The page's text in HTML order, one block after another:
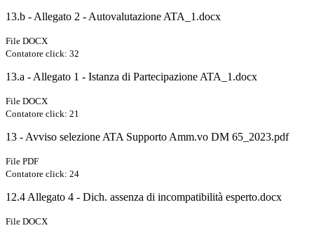
13.b - Allegato 2 - Autovalutazione ATA_1.docx
File DOCX
Contatore click: 32
13.a - Allegato 1 - Istanza di Partecipazione ATA_1.docx
File DOCX
Contatore click: 21
13 - Avviso selezione ATA Supporto Amm.vo DM 65_2023.pdf
File PDF
Contatore click: 24
12.4 Allegato 4 - Dich. assenza di incompatibilità esperto.docx
File DOCX